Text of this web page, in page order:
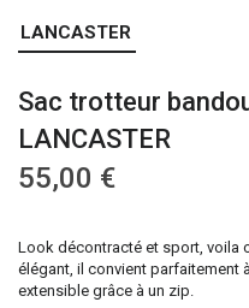
Skip
to
beginning
of
the
images
LANCASTER
Sac trotteur
LANCASTER
55,00 €
Look décontracté et sport, voila
élégant, il convient parfaitement
extensible grâce à un zip.